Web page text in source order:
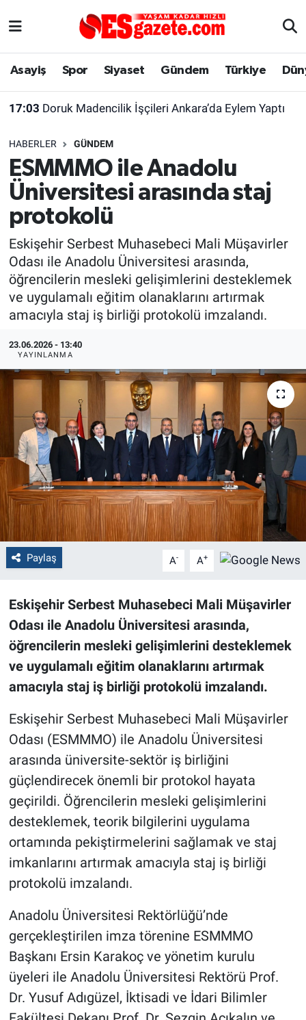
Asayiş Spor Siyaset Gündem Türkiye
17:03 Doruk Madencilik İşçileri Ankara’da Eylem Yaptı
HABERLER GÜNDEM
ESMMMO ile Anadolu
Üniversitesi arasında staj
protokolü
Eskişehir Serbest Muhasebeci Mali Müşavirler
Odası ile Anadolu Üniversitesi arasında,
öğrencilerin mesleki gelişimlerini desteklemek
ve uygulamalı eğitim olanaklarını artırmak
amacıyla staj iş birliği protokolü imzalandı.
23.06.2026 - 13:40
YAYINLANMA
Paylaş A- A+
Eskişehir Serbest Muhasebeci Mali Müşavirler
Odası ile Anadolu Üniversitesi arasında,
öğrencilerin mesleki gelişimlerini desteklemek
ve uygulamalı eğitim olanaklarını artırmak
amacıyla staj iş birliği protokolü imzalandı.
Eskişehir Serbest Muhasebeci Mali Müşavirler
Odası (ESMMMO) ile Anadolu Üniversitesi
arasında üniversite-sektör iş birliğini
güçlendirecek önemli bir protokol hayata
geçirildi. Öğrencilerin mesleki gelişimlerini
desteklemek, teorik bilgilerini uygulama
ortamında pekiştirmelerini sağlamak ve staj
imkanlarını artırmak amacıyla staj iş birliği
protokolü imzalandı.
Anadolu Üniversitesi Rektörlüğü’nde
gerçekleştirilen imza törenine ESMMMO
Başkanı Ersin Karakoç ve yönetim kurulu
üyeleri ile Anadolu Üniversitesi Rektörü Prof.
Dr. Yusuf Adıgüzel, İktisadi ve İdari Bilimler
Asayiş
Gündem
Türkiye
Dünya
Sağlık
Alış-Veriş/İş dünyası
Yaşam
Eskişehirspor Arşivi
Eskişehir Arşivi
Röportaj
Ekonomi
Kültür Sanat
Bilecik
Kütahya
Gezi
Genel
Çevre
Yerel
Bilim ve Teknoloji
Eskişehir Nöbetçi Eczaneler
Süper Lig Puan Durumu ve Fikstür
Tüm Manşetler
Son Dakika Haberleri
Haber Arşivi